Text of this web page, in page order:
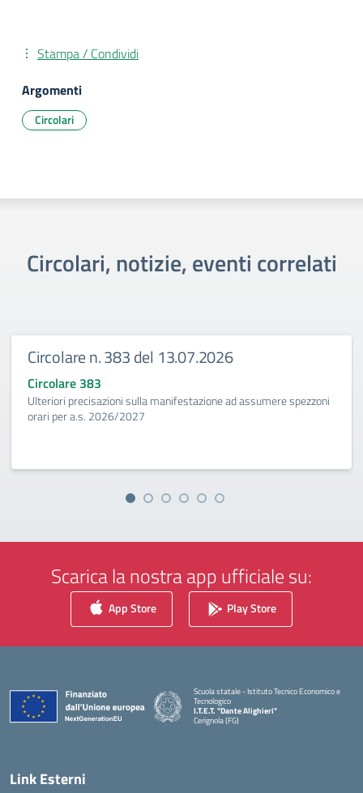
Stampa / Condividi
Argomenti
Circolari
Circolari, notizie, eventi correlati
Circolare n. 383 del 13.07.2026
Circolare 383
Ulteriori precisazioni sulla manifestazione ad assumere spezzoni
orari per a.s. 2026/2027
Scarica la nostra app ufficiale su:
App Store Play Store
Scuola statale - Istituto Tecnico Economico e
Tecnologico
I.T.E.T. "Dante Alighieri"
Cerignola (FG)
— Visita la pagina iniziale della scuola
Link Esterni